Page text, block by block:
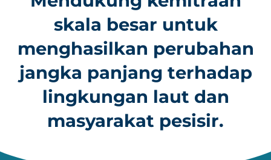
skala besar untuk
menghasilkan perubahan
jangka panjang terhadap
lingkungan laut dan
masyarakat pesisir.